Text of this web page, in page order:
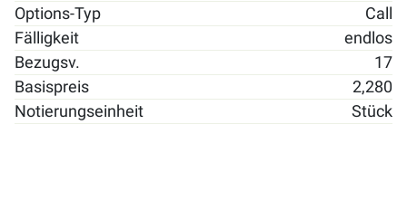
Options-Typ
Call
Fälligkeit
endlos
Bezugsv.
17
Basispreis
2,280
Notierungseinheit
Stück